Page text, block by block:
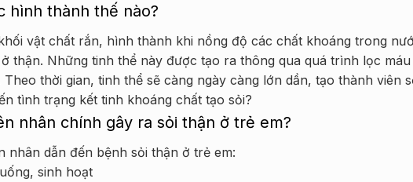
hình thành thế nào?
vật chất rắn, hình thành khi nồng độ các chất khoáng trong
thận. Những tinh thể này được tạo ra thông qua quá trình lọc
thời gian, tinh thể sẽ càng ngày càng lớn dần, tạo thành viên
tình trạng kết tinh khoáng chất tạo sỏi?
nhân chính gây ra sỏi thận ở trẻ em?
nhân dẫn đến bệnh sỏi thận ở trẻ em:
sinh hoạt